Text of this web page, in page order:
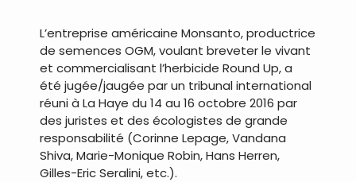
L’entreprise américaine Monsanto, productrice
de semences OGM, voulant breveter le vivant
et commercialisant l’herbicide Round Up, a
été jugée/jaugée par un tribunal international
réuni à La Haye du 14 au 16 octobre 2016 par
des juristes et des écologistes de grande
responsabilité (Corinne Lepage, Vandana
Shiva, Marie-Monique Robin, Hans Herren,
Gilles-Eric Seralini, etc.).